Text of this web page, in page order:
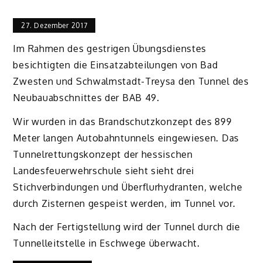
27. Dezember 2017
Im Rahmen des gestrigen Übungsdienstes
besichtigten die Einsatzabteilungen von Bad
Zwesten und Schwalmstadt-Treysa den Tunnel des
Neubauabschnittes der BAB 49.
Wir wurden in das Brandschutzkonzept des 899
Meter langen Autobahntunnels eingewiesen. Das
Tunnelrettungskonzept der hessischen
Landesfeuerwehrschule sieht sieht drei
Stichverbindungen und Überflurhydranten, welche
durch Zisternen gespeist werden, im Tunnel vor.
Nach der Fertigstellung wird der Tunnel durch die
Tunnelleitstelle in Eschwege überwacht.